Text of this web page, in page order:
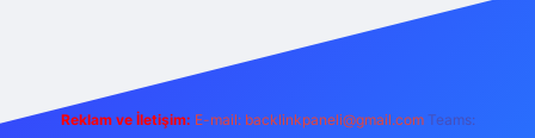
Reklam ve İletişim: E-mail: backlinkpaneli@gmail.com Teams: